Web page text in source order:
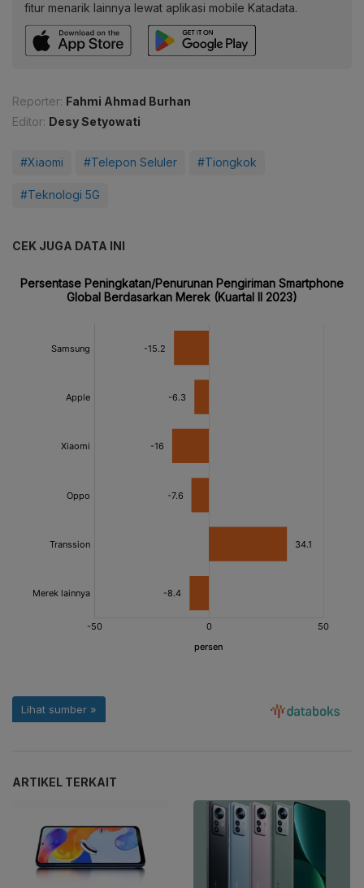
fitur menarik lainnya lewat aplikasi mobile Katadata.
Reporter: Fahmi Ahmad Burhan
Editor: Desy Setyowati
#Xiaomi #Telepon Seluler #Tiongkok
#Teknologi 5G
CEK JUGA DATA INI
ARTIKEL TERKAIT